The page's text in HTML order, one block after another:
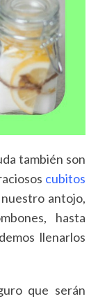
también son
cubitos
antojo,
hasta
llenarlos
que serán